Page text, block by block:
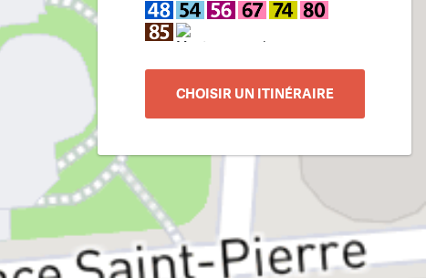
CHOISIR UN ITINÉRAIRE